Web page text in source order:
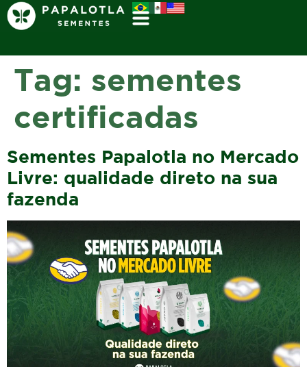
Tag: sementes
certificadas
Sementes Papalotla no Mercado
Livre: qualidade direto na sua
fazenda